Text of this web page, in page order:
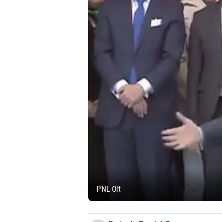
PNL Olt